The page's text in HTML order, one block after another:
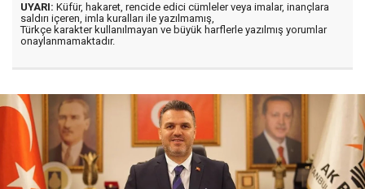
UYARI: Küfür, hakaret, rencide edici cümleler veya imalar, inançlara
saldırı içeren, imla kuralları ile yazılmamış,
Türkçe karakter kullanılmayan ve büyük harflerle yazılmış yorumlar
onaylanmamaktadır.